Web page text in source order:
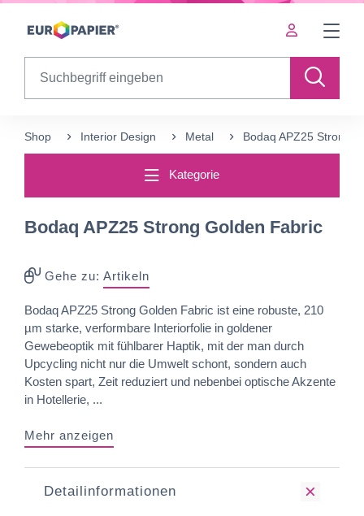
Table Of Content
Shop Interior Design Metal Bodaq APZ25 Strong
Kategorie
Bodaq APZ25 Strong Golden Fabric
Gehe zu: Artikeln
Bodaq APZ25 Strong Golden Fabric ist eine robuste, 210
µm starke, verformbare Interiorfolie in goldener
Gewebeoptik mit fühlbarer Haptik, mit der man durch
Upcycling nicht nur die Umwelt schont, sondern auch
Kosten spart, Zeit reduziert und nebenbei optische Akzente
in Hotellerie, ...
Mehr anzeigen
Detailinformationen